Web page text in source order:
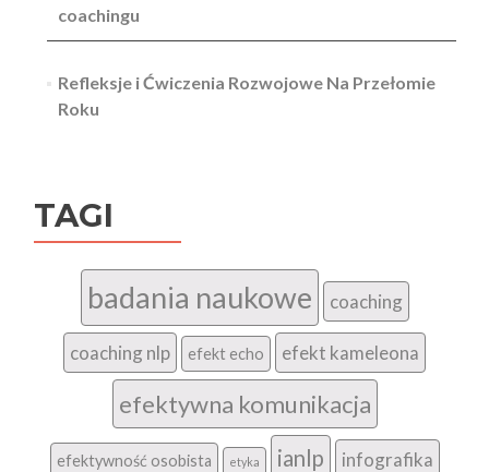
coachingu
Refleksje i Ćwiczenia Rozwojowe Na Przełomie
Roku
TAGI
badania naukowe coaching
coaching nlp efekt echo efekt kameleona
efektywna komunikacja
efektywność osobista etyka ianlp infografika